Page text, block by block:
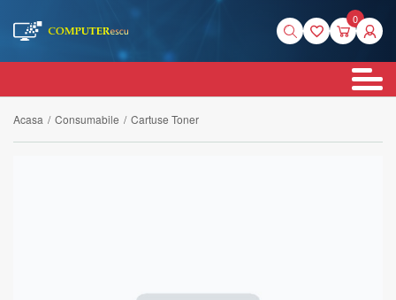
0
Acasa / Consumabile / Cartuse Toner